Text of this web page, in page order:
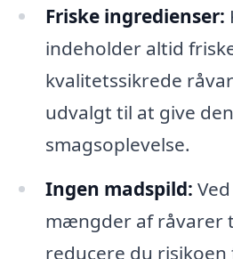
Friske ingredienser:
indeholder altid
kvalitetssikrede
udvalgt til at give
smagsoplevelse.
Ingen madspild:
mængder af råvarer
reducere du